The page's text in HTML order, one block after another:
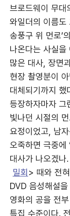
브로드웨이 무대
와일더의 이름도
송풍구 위 먼로’
나온다는 사실을
많은 대사, 장면
현장 촬영분이
대체되기까지 했
등장하자마자 그
빛나던 시절의
요정이었고, 남
오죽하면 극중에
대사가 나오겠
밀회 > 때와 전
DVD 음성해설
영화의 공을 전
특집 수준이다.